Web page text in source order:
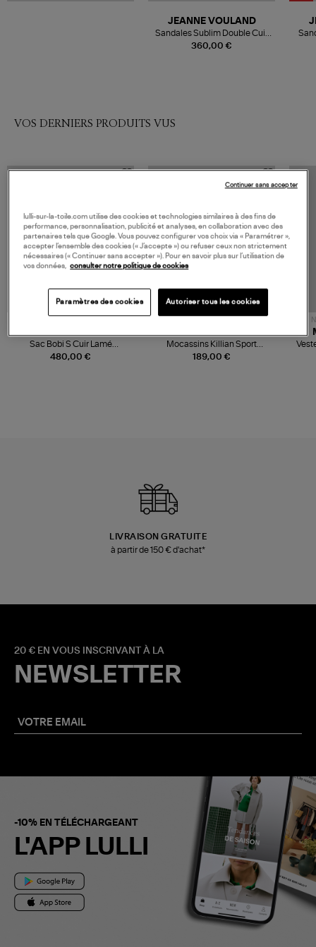
360,00 €
JEANNE VOULAND
Sandales Sublim Double Cuir
Texturé Argenté
VOS DERNIERS PRODUITS VUS
480,00 €
Sac Bobi S Cuir Lamé
Champagne
189,00 €
Mocassins Killian Sport
Mousse
LIVRAISON GRATUITE
à partir de 150 € d'achat*
20 € EN VOUS INSCRIVANT À LA
NEWSLETTER
-10% EN TÉLÉCHARGEANT
L'APP LULLI
lulli-sur-la-toile.com utilise des cookies et technologies similaires à des fins de
performance, personnalisation, publicité et analyses, en collaboration avec des
partenaires tels que Google. Vous pouvez configurer vos choix via « Paramétrer »,
accepter l’ensemble des cookies (« J’accepte ») ou refuser ceux non strictement
nécessaires (« Continuer sans accepter »). Pour en savoir plus sur l’utilisation de
vos données, consulter notre politique de cookies
Paramètres des cookies Autoriser tous les cookies
Continuer sans accepter